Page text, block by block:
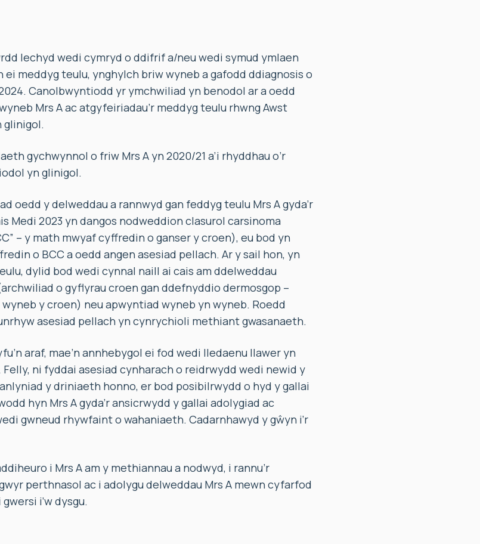
Iechyd wedi cymryd o ddifrif a/neu wedi symud ymlaen
meddyg teulu, ynghylch briw wyneb a gafodd ddiagnosis o
Canolbwyntiodd yr ymchwiliad yn benodol ar a oedd
Mrs A ac atgyfeiriadau’r meddyg teulu rhwng Awst
glinigol.
gychwynnol o friw Mrs A yn 2020/21 a’i rhyddhau o’r
yn glinigol.
oedd y delweddau a rannwyd gan feddyg teulu Mrs A gyda’r
Medi 2023 yn dangos nodweddion clasurol carsinoma
– y math mwyaf cyffredin o ganser y croen), eu bod yn
o BCC a oedd angen asesiad pellach. Ar y sail hon, yn
dylid bod wedi cynnal naill ai cais am ddelweddau
o gyflyrau croen gan ddefnyddio dermosgop –
y croen) neu apwyntiad wyneb yn wyneb. Roedd
asesiad pellach yn cynrychioli methiant gwasanaeth.
araf, mae’n annhebygol ei fod wedi lledaenu llawer yn
ni fyddai asesiad cynharach o reidrwydd wedi newid y
y driniaeth honno, er bod posibilrwydd o hyd y gallai
hyn Mrs A gyda’r ansicrwydd y gallai adolygiad ac
gwneud rhywfaint o wahaniaeth. Cadarnhawyd y gŵyn i’r
i Mrs A am y methiannau a nodwyd, i rannu’r
perthnasol ac i adolygu delweddau Mrs A mewn cyfarfod
i’w dysgu.